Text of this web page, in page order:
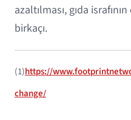
azaltılması, gıda
birkaçı.
(1)https://
change/